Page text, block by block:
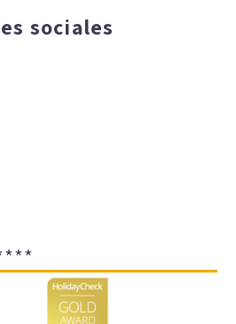
sociales